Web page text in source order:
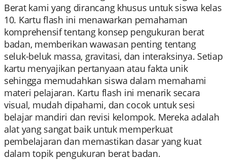
Berat kami yang dirancang khusus untuk siswa kelas
10. Kartu flash ini menawarkan pemahaman
komprehensif tentang konsep pengukuran berat
badan, memberikan wawasan penting tentang
seluk-beluk massa, gravitasi, dan interaksinya. Setiap
kartu menyajikan pertanyaan atau fakta unik
sehingga memudahkan siswa dalam memahami
materi pelajaran. Kartu flash ini menarik secara
visual, mudah dipahami, dan cocok untuk sesi
belajar mandiri dan revisi kelompok. Mereka adalah
alat yang sangat baik untuk memperkuat
pembelajaran dan memastikan dasar yang kuat
dalam topik pengukuran berat badan.